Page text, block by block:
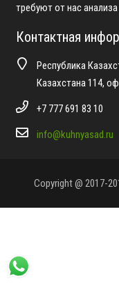
требуют от нас
Контактная
Республика
Казахстана 114,
+7 777 691 83 10
info@kuhnyasad.ru
Copyright @ 2017-